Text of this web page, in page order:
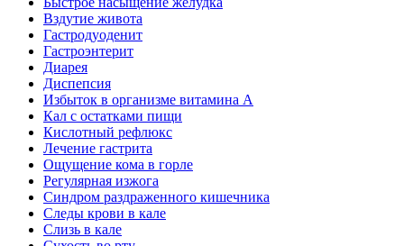
Вздутие живота
Гастродуоденит
Гастроэнтерит
Диарея
Диспепсия
Избыток в организме витамина А
Кал с остатками пищи
Кислотный рефлюкс
Лечение гастрита
Ощущение кома в горле
Регулярная изжога
Синдром раздраженного кишечника
Следы крови в кале
Слизь в кале